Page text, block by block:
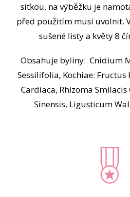
síťkou, na výběžku je
před použitím musí uvolnit.
sušené listy a květy 8
Obsahuje byliny: Cnidium
Sessilifolia, Kochiae: Fructus
Cardiaca, Rhizoma
Sinensis, Ligusticum